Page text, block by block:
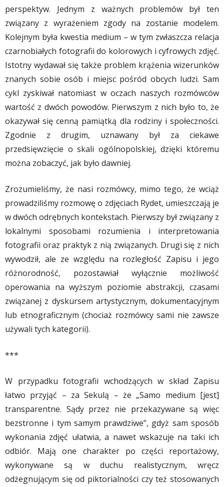
perspektyw. Jednym z ważnych problemów był ten
związany z wyrażeniem zgody na zostanie modelem.
Kolejnym była kwestia medium – w tym zwłaszcza relacja
czarnobiałych fotografii do kolorowych i cyfrowych zdjęć.
Istotny wydawał się także problem krążenia wizerunków
znanych sobie osób i miejsc pośród obcych ludzi. Sam
cykl zyskiwał natomiast w oczach naszych rozmówców
wartość z dwóch powodów. Pierwszym z nich było to, że
okazywał się cenną pamiątką dla rodziny i społeczności.
Zgodnie z drugim, uznawany był za ciekawe
przedsięwzięcie o skali ogólnopolskiej, dzięki któremu
można zobaczyć, jak było dawniej.
Zrozumieliśmy, że nasi rozmówcy, mimo tego, że wciąż
prowadziliśmy rozmowę o zdjęciach Rydet, umieszczają je
w dwóch odrębnych kontekstach. Pierwszy był związany z
lokalnymi sposobami rozumienia i interpretowania
fotografii oraz praktyk z nią związanych. Drugi się z nich
wywodził, ale ze względu na rozległość Zapisu i jego
różnorodność, pozostawiał wyłącznie możliwość
operowania na wyższym poziomie abstrakcji, czasami
związanej z dyskursem artystycznym, dokumentacyjnym
lub etnograficznym (chociaż rozmówcy sami nie zawsze
używali tych kategorii).
***
W przypadku fotografii wchodzących w skład Zapisu
łatwo przyjąć – za Sekulą – że „Samo medium [jest]
transparentne. Sądy przez nie przekazywane są więc
bezstronne i tym samym prawdziwe”, gdyż sam sposób
wykonania zdjęć ułatwia, a nawet wskazuje na taki ich
odbiór. Mają one charakter po części reportażowy,
wykonywane są w duchu realistycznym, wręcz
odżegnującym się od piktorialności czy też stosowanych